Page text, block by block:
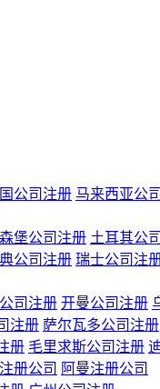
公司注册 马来西亚公
堡公司注册 土耳其公
公司注册 瑞士公司注
司注册 开曼公司注册
注册 萨尔瓦多公司注册
册 毛里求斯公司注册
册公司 阿曼注册公司